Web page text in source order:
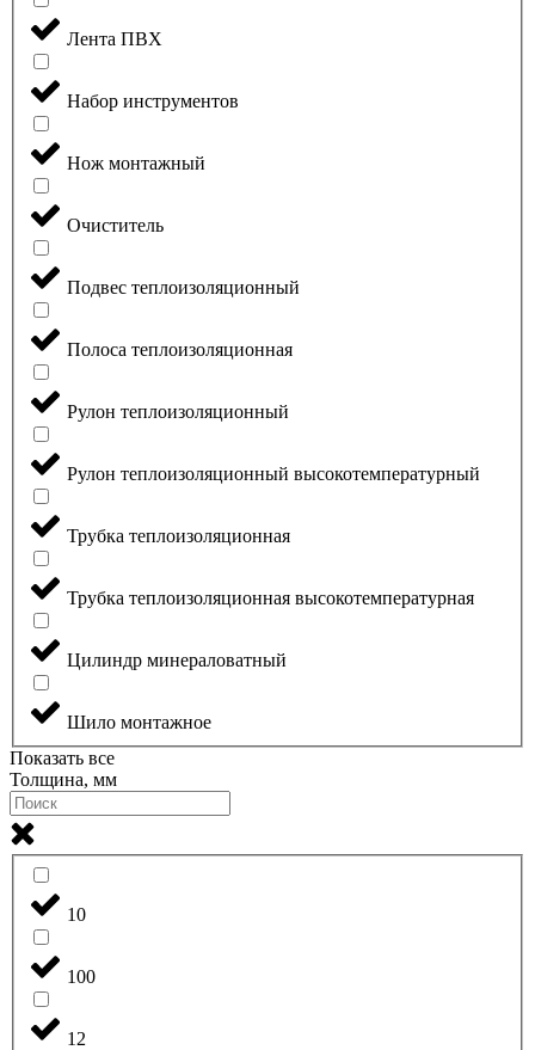
Лента ПВХ
Набор инструментов
Нож монтажный
Очиститель
Подвес теплоизоляционный
Полоса теплоизоляционная
Рулон теплоизоляционный
Рулон теплоизоляционный высокотемпературный
Трубка теплоизоляционная
Трубка теплоизоляционная высокотемпературная
Цилиндр минераловатный
Шило монтажное
Показать все
Толщина, мм
10
100
12